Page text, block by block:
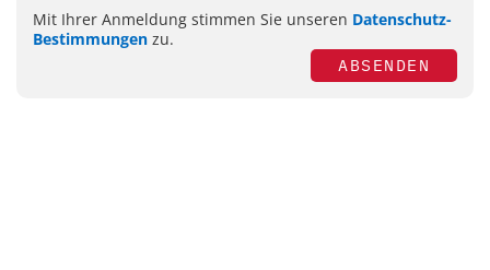
Mit Ihrer Anmeldung stimmen Sie unseren Datenschutz-
Bestimmungen zu.
ABSENDEN